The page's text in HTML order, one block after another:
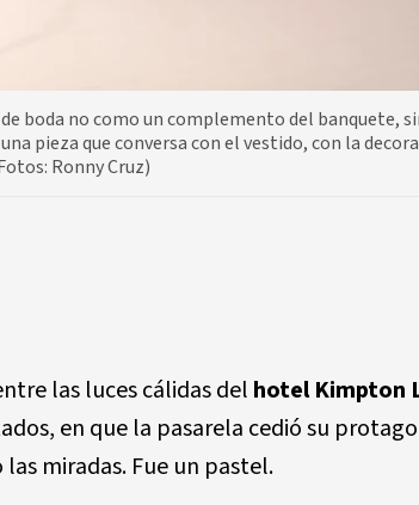
boda no como un complemento del banquete,
pieza que conversa con el vestido, con la
Ronny Cruz)
las luces cálidas del hotel Kimpton
en que la pasarela cedió su
miradas. Fue un pastel.